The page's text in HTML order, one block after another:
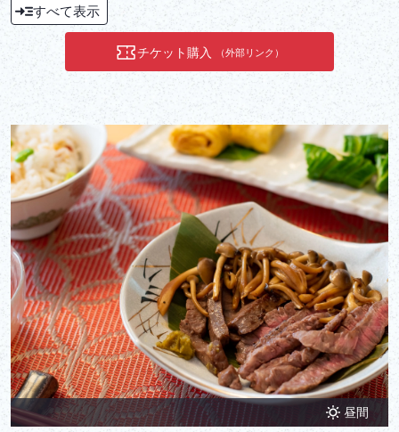
れは簡単に再現できない、共有する価値のあるユニークな旅です。
すべて表示
チケット購入 （外部リンク）
昼間